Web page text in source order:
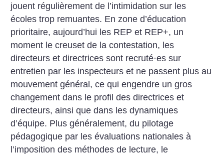
jouent régulièrement de l’intimidation sur les
écoles trop remuantes. En zone d’éducation
prioritaire, aujourd’hui les REP et REP+, un
moment le creuset de la contestation, les
directeurs et directrices sont recruté·es sur
entretien par les inspecteurs et ne passent plus au
mouvement général, ce qui engendre un gros
changement dans le profil des directrices et
directeurs, ainsi que dans les dynamiques
d’équipe. Plus généralement, du pilotage
pédagogique par les évaluations nationales à
l’imposition des méthodes de lecture, le